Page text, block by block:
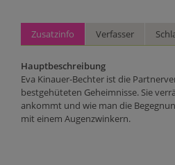
Zusatzinfo Verfasser
Hauptbeschreibung
Eva Kinauer-Bechter ist die
bestgehüteten Geheimnisse. Sie
ankommt und wie man die
mit einem Augenzwinkern.